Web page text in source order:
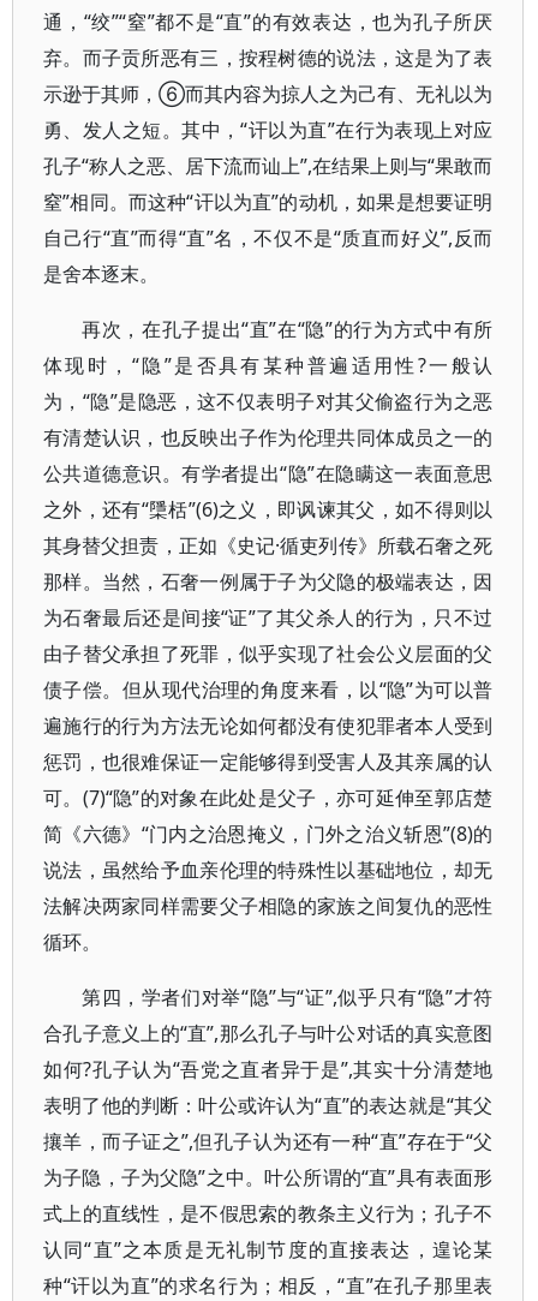
通，“绞”“窒”都不是“直”的有效表达，也为孔子所厌
弃。而子贡所恶有三，按程树德的说法，这是为了表
示逊于其师，⑥而其内容为掠人之为己有、无礼以为
勇、发人之短。其中，“讦以为直”在行为表现上对应
孔子“称人之恶、居下流而讪上”,在结果上则与“果敢而
窒”相同。而这种“讦以为直”的动机，如果是想要证明
自己行“直”而得“直”名，不仅不是“质直而好义”,反而
是舍本逐末。
再次，在孔子提出“直”在“隐”的行为方式中有所
体现时，“隐”是否具有某种普遍适用性?一般认
为，“隐”是隐恶，这不仅表明子对其父偷盗行为之恶
有清楚认识，也反映出子作为伦理共同体成员之一的
公共道德意识。有学者提出“隐”在隐瞒这一表面意思
之外，还有“檃栝”(6)之义，即讽谏其父，如不得则以
其身替父担责，正如《史记·循吏列传》所载石奢之死
那样。当然，石奢一例属于子为父隐的极端表达，因
为石奢最后还是间接“证”了其父杀人的行为，只不过
由子替父承担了死罪，似乎实现了社会公义层面的父
债子偿。但从现代治理的角度来看，以“隐”为可以普
遍施行的行为方法无论如何都没有使犯罪者本人受到
惩罚，也很难保证一定能够得到受害人及其亲属的认
可。(7)“隐”的对象在此处是父子，亦可延伸至郭店楚
简《六德》“门内之治恩掩义，门外之治义斩恩”(8)的
说法，虽然给予血亲伦理的特殊性以基础地位，却无
法解决两家同样需要父子相隐的家族之间复仇的恶性
循环。
第四，学者们对举“隐”与“证”,似乎只有“隐”才符
合孔子意义上的“直”,那么孔子与叶公对话的真实意图
如何?孔子认为“吾党之直者异于是”,其实十分清楚地
表明了他的判断：叶公或许认为“直”的表达就是“其父
攘羊，而子证之”,但孔子认为还有一种“直”存在于“父
为子隐，子为父隐”之中。叶公所谓的“直”具有表面形
式上的直线性，是不假思索的教条主义行为；孔子不
认同“直”之本质是无礼制节度的直接表达，遑论某
种“讦以为直”的求名行为；相反，“直”在孔子那里表